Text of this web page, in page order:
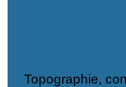
Topographie,